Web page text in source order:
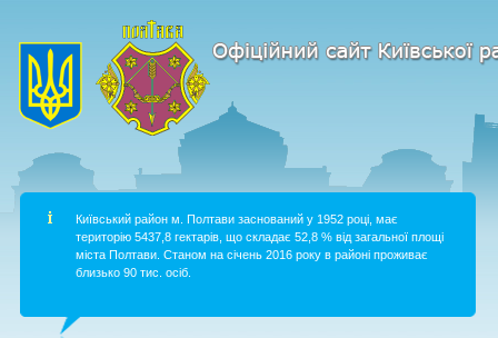
Київський район м. Полтави заснований у 1952 році, має
територію 5437,8 гектарів, що складає 52,8 % від загальної площі
міста Полтави. Станом на січень 2016 року в районі проживає
близько 90 тис. осіб.